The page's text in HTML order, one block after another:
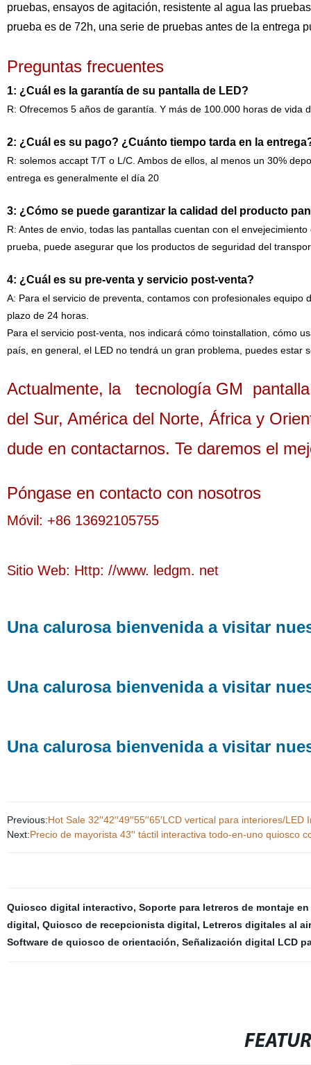
pruebas, ensayos de agitación, resistente al agua las
prueba es de 72h, una serie de pruebas antes de la
Preguntas frecuentes
1: ¿Cuál es la garantía de su pantalla de LED?
R: Ofrecemos 5 años de garantía. Y más de 100.000 horas de vida
2: ¿Cuál es su pago? ¿Cuánto tiempo tarda en la
R: solemos accapt T/T o L/C. Ambos de ellos, al menos un 30%
entrega es generalmente el día 20
3: ¿Cómo se puede garantizar la calidad del producto
R: Antes de envio, todas las pantallas cuentan con el
prueba, puede asegurar que los productos de seguridad del
4: ¿Cuál es su pre-venta y servicio post-venta?
A: Para el servicio de preventa, contamos con profesionales
plazo de 24 horas.
Para el servicio post-venta, nos indicará cómo toinstallation, cómo
país, en general, el LED no tendrá un gran problema, puedes estar
Actualmente, la tecnología GM
del Sur, América del Norte, África y
dude en contactarnos. Te daremos el
Póngase en contacto con nosotros
Móvil: +86 13692105755
Sitio Web: Http: //www. ledgm. net
Una calurosa bienvenida a visitar
Una calurosa bienvenida a visitar
Una calurosa bienvenida a visitar
Previous:Hot Sale 32′′42′′49′′55′′65′LCD vertical para interiores/
Next:Precio de mayorista 43′′ táctil interactiva todo-en-uno quiosco
Quiosco digital interactivo, Soporte para letreros de montaje
digital, Quiosco de recepcionista digital, Letreros digitales al
Software de quiosco de orientación, Señalización digital LCD